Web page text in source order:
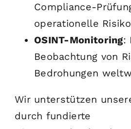
Compliance-
operationelle
OSINT-Monitoring:
Beobachtung von
Bedrohungen
Wir unterstützen
durch fundierte